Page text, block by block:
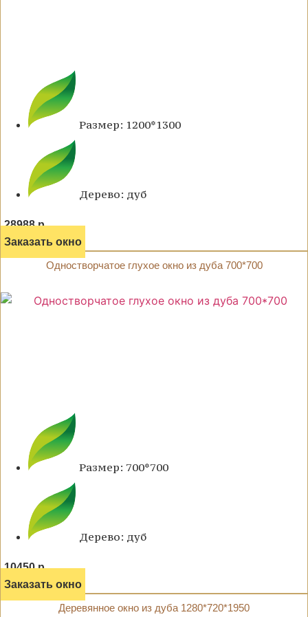
Размер: 1200*1300
Дерево: дуб
28988 р.
Заказать окно
Одностворчатое глухое окно из дуба 700*700
Размер: 700*700
Дерево: дуб
10450 р.
Заказать окно
Деревянное окно из дуба 1280*720*1950